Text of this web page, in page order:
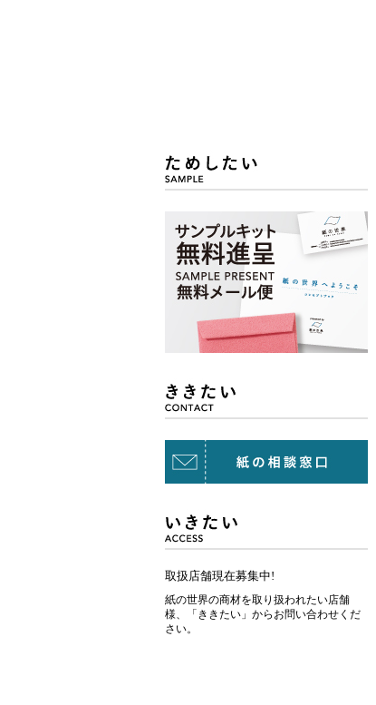
取扱店舗現在募集中!
紙の世界の商材を取り扱われたい店舗
様、「ききたい」からお問い合わせくだ
さい。